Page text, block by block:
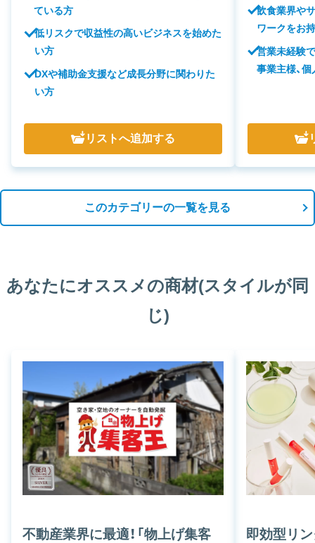
ている方
低リスクで収益性の高いビジネスを始めた
い方
DXや補助金支援など成長分野に関わりた
い方
リストへ追加する
飲食業界や
ワークをお
営業未経験
事業主様、個
このカテゴリーの一覧を見る
あなたにオススメの商材(スタイルが同
じ)
不動産業界に最適！「物上げ集客
即効型リン